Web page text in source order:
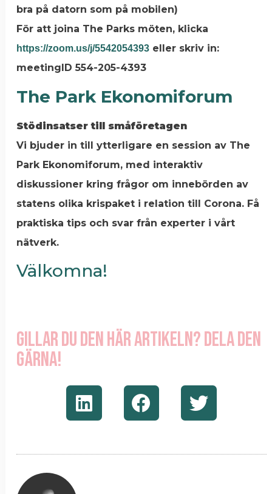
bra på datorn som på mobilen)
För att joina The Parks möten, klicka
https://zoom.us/j/5542054393 eller skriv in:
meetingID 554-205-4393
The Park Ekonomiforum
Stödinsatser till småföretagen
Vi bjuder in till ytterligare en session av The
Park Ekonomiforum, med interaktiv
diskussioner kring frågor om innebörden av
statens olika krispaket i relation till Corona. Få
praktiska tips och svar från experter i vårt
nätverk.
Välkomna!
Gillar du den här artikeln? Dela den
gärna!